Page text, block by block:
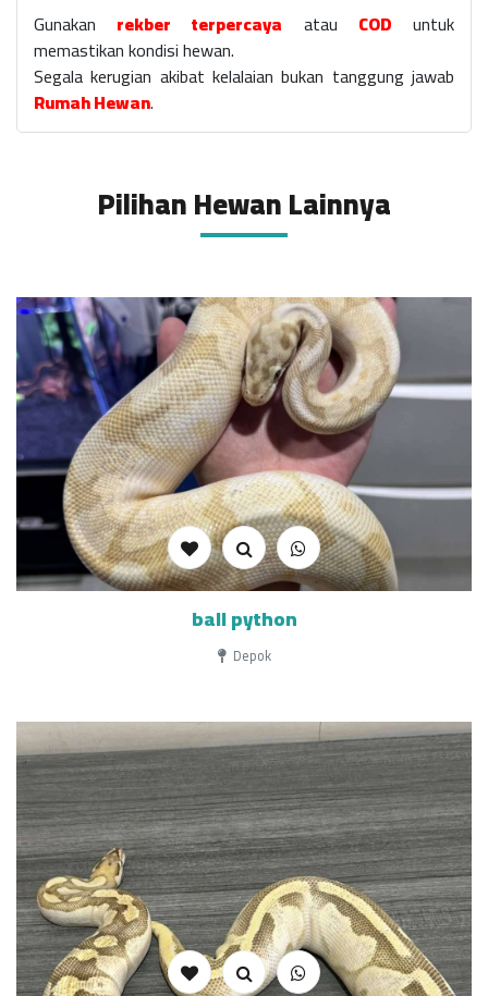
Gunakan rekber terpercaya atau COD untuk
memastikan kondisi hewan.
Segala kerugian akibat kelalaian bukan tanggung jawab
Rumah Hewan.
Pilihan Hewan Lainnya
ball python
Depok